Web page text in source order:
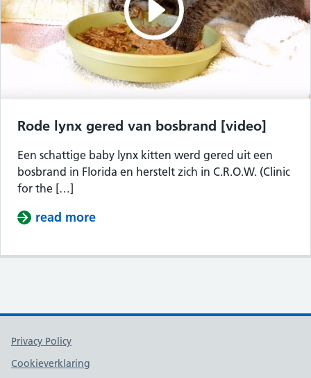
Rode lynx gered van bosbrand [video]
Een schattige baby lynx kitten werd gered uit een
bosbrand in Florida en herstelt zich in C.R.O.W. (Clinic
for the […]
read more
Support links
Privacy Policy
Cookieverklaring